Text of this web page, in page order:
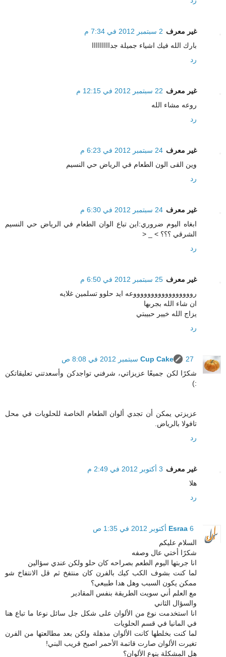
غير معرف 2 سبتمبر 2012 في 7:34 م
بارك الله فيك اشياء جميلة جدااااااااا
رد
غير معرف 22 سبتمبر 2012 في 12:15 م
روعه مشاء الله
رد
غير معرف 24 سبتمبر 2012 في 6:23 م
وين القى الون الطعام في الرياض حي النسيم
رد
غير معرف 24 سبتمبر 2012 في 6:30 م
ابغاه اليوم ضروري:اين تباع الوان الطعام في الرياض حي النسيم
الشرقي ؟؟؟ > _ <
رد
غير معرف 25 سبتمبر 2012 في 6:50 م
روووووووووووووووووعه ايد حلوو تسلمين غلايه
ان شاء الله بجربها
يزاج الله خيير حبيبتي
رد
Cup Cake
27 سبتمبر 2012 في 8:08 ص
شكرًا لكن جميعًا عزيزاتي، شرفني تواجدكن وأسعدتني تعليقاتكن
:)
عزيزتي يمكن أن تجدي ألوان الطعام الخاصة للحلويات في محل
تافولا بالرياض.
رد
غير معرف 3 أكتوبر 2012 في 2:49 م
هلا
رد
Esraa 6 أكتوبر 2012 في 1:35 ص
السلام عليكم
شكرًا أختي عال وصفه
انا جربتها اليوم الطعم بصراحه كان حلو ولكن عندي سؤالين
لما كنت بشوف الكب كيك بالفرن كان منتفخ ثم قل الانتفاخ شو
ممكن يكون السبب وهل هدا طبيعي؟
مع العلم أني سويت الطريقة بنفس المقادير
والسؤال الثاني
انا استخدمت نوع من الألوان على شكل جل سائل نوعا ما تباع هنا
في المانيا في قسم الحلويات
لما كنت بخلطها كانت الألوان مذهلة ولكن بعد مطالعتها من الفرن
تغيرت الألوان صارت قاتمة الأحمر اصبح قريب البني!
هل المشكلة بنوع الألوان؟